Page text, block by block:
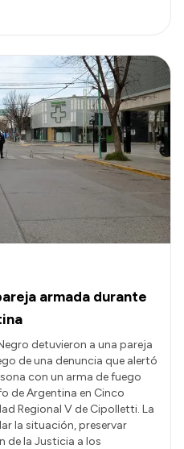
armada durante
detuvieron a una pareja
de una denuncia que alertó
con un arma de fuego
de Argentina en Cinco
Regional V de Cipolletti. La
la situación, preservar
de la Justicia a los